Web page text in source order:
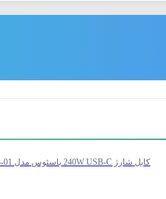
کابل شارژ 240W USB-C باسئوس مدل p10377803U03-01 طول 1 متر